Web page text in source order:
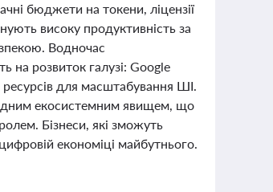
бюджети на токени, ліцензії
високу продуктивність за
Водночас
на розвиток галузі: Google
для масштабування ШІ.
екосистемним явищем, що
Бізнеси, які зможуть
економіці майбутнього.